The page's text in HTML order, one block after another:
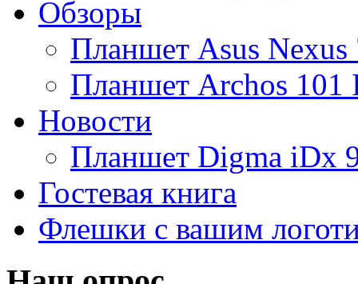
Amazon
Amber
Ampe
Apache
Apple(4)
Apriori
Archos
Armaggeddon
Обзоры
Планшет Asus Nexus
Планшет Archos 101
Новости
Планшет Digma iDx
Гостевая книга
Флешки с вашим